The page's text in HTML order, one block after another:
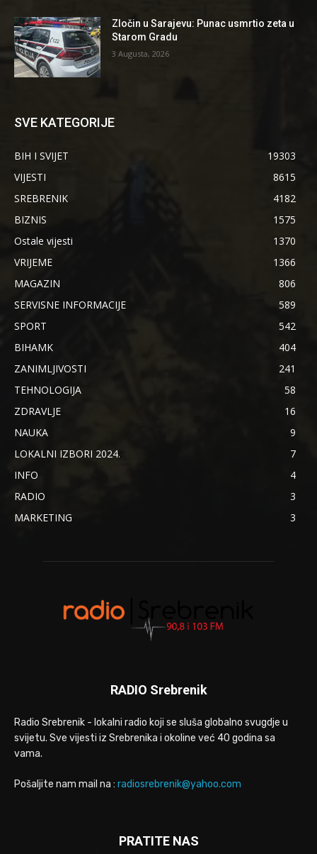
Zločin u Sarajevu: Punac usmrtio zeta u
Starom Gradu
3 Augusta, 2026
SVE KATEGORIJE
BIH I SVIJET
19303
VIJESTI
8615
SREBRENIK
4182
BIZNIS
1575
Ostale vijesti
1370
VRIJEME
1366
MAGAZIN
806
SERVISNE INFORMACIJE
589
SPORT
542
BIHAMK
404
ZANIMLJIVOSTI
241
TEHNOLOGIJA
58
ZDRAVLJE
16
NAUKA
9
LOKALNI IZBORI 2024.
7
INFO
4
RADIO
3
MARKETING
3
RADIO Srebrenik
Radio Srebrenik - lokalni radio koji se sluša globalno svugdje u
svijetu. Sve vijesti iz Srebrenika i okoline već 40 godina sa
vama.
Pošaljite nam mail na : radiosrebrenik@yahoo.com
PRATITE NAS